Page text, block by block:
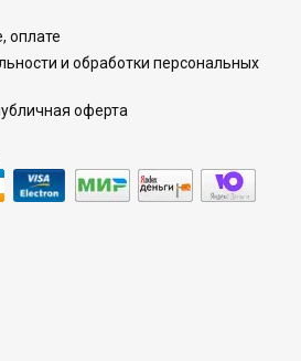
оплате
и обработки персональных
оферта